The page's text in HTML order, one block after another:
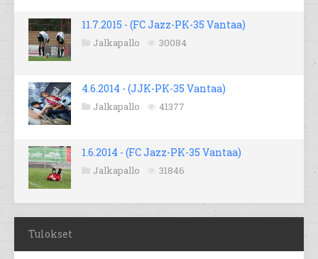
11.7.2015 - (FC Jazz-PK-35 Vantaa)
Jalkapallo 30084
4.6.2014 - (JJK-PK-35 Vantaa)
Jalkapallo 41377
1.6.2014 - (FC Jazz-PK-35 Vantaa)
Jalkapallo 31846
Tulokset